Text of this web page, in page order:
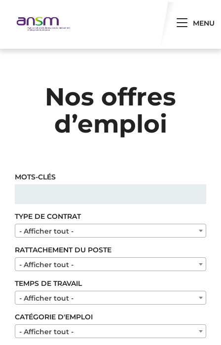
Toggle
MENU
Nos offres
d’emploi
MOTS-CLÉS
TYPE DE CONTRAT
- Afficher tout -
RATTACHEMENT DU POSTE
- Afficher tout -
TEMPS DE TRAVAIL
- Afficher tout -
CATÉGORIE D'EMPLOI
- Afficher tout -